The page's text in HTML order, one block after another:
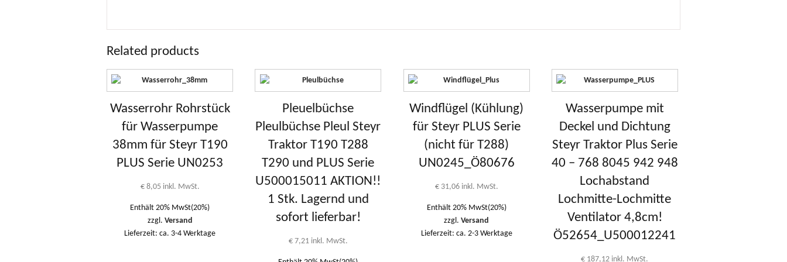
Related products
Wasserrohr Rohrstück
für Wasserpumpe
38mm für Steyr T190
PLUS Serie UN0253
€8,05 inkl. MwSt.
Enthält 20% MwSt(20%)
zzgl. Versand
Lieferzeit: ca. 3-4 Werktage
Pleuelbüchse
Pleulbüchse Pleul Steyr
Traktor T190 T288
T290 und PLUS Serie
U500015011 AKTION!!
1 Stk. Lagernd und
sofort lieferbar!
€7,21 inkl. MwSt.
Windflügel (Kühlung)
für Steyr PLUS Serie
(nicht für T288)
UN0245_Ö80676
€31,06 inkl. MwSt.
Enthält 20% MwSt(20%)
zzgl.Versand
Lieferzeit: ca. 2-3 Werktage
Wasserpumpe mit
Deckel und Dichtung
Steyr Traktor Plus Serie
40 – 768 8045 942 948
Lochabstand
Lochmitte-Lochmitte
Ventilator 4,8cm!
Ö52654_U500012241
€ 187,12 inkl. MwSt.